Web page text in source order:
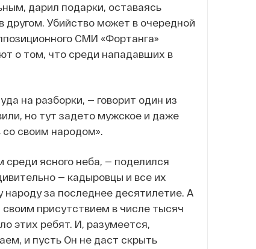
дарил подарки, оставаясь
Убийство может в очередной
СМИ «Фортанга»
о том, что среди нападавших в
на разборки, — говорит один из
но тут задето мужское и даже
своим народом».
среди ясного неба, — поделился
— кадыровцы и все их
за последнее десятилетие. А
присутствием в числе тысяч
этих ребят. И, разумеется,
и пусть Он не даст скрыть